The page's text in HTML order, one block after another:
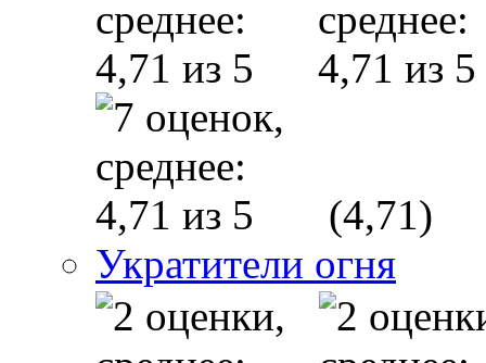
(4,71)
Укратители огня